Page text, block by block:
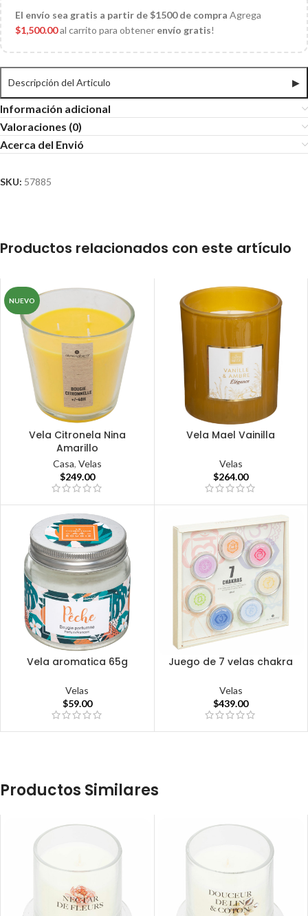
El envío sea gratis a partir de $1500 de compra Agrega
$1,500.00al carrito para obtener envío gratis!
Descripción del Articulo ▶
Información adicional
Valoraciones (0)
Acerca del Envió
SKU: 57885
Productos relacionados con este artículo
NUEVO
Vela Citronela Nina
Amarillo
Casa, Velas
$249.00
Vela Mael Vainilla
Velas
$264.00
Vela aromatica 65g
Velas
$59.00
Juego de 7 velas chakra
Velas
$439.00
Productos Similares